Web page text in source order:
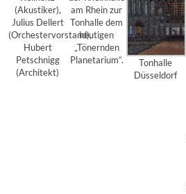
(Akustiker),
Julius Dellert
(Orchestervorstand),
Hubert
Petschnigg
(Architekt)
am Rhein zur
Tonhalle dem
heutigen
„Tönernden
Planetarium“.
Tonhalle
Düsseldorf